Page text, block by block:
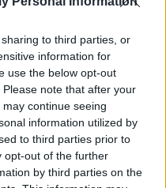
to third parties, or
information for
use the below opt-out
note that after your
continue seeing
information utilized by
to third parties prior to
opt-out of the further
by third parties on the